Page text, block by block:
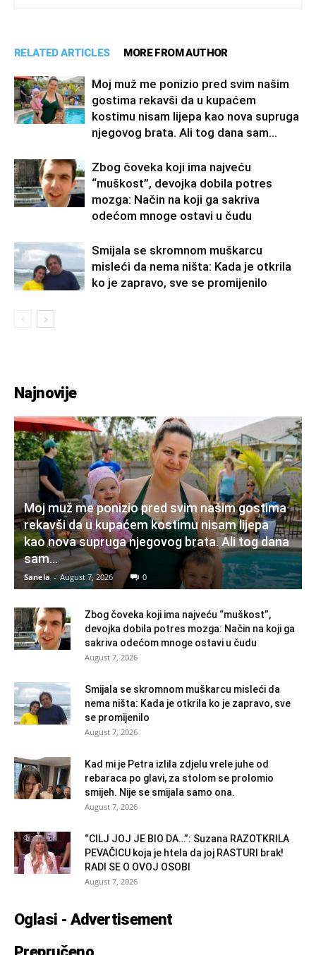
RELATED ARTICLES MORE FROM AUTHOR
Moj muž me ponizio pred svim našim
gostima rekavši da u kupaćem
kostimu nisam lijepa kao nova supruga
njegovog brata. Ali tog dana sam...
Zbog čoveka koji ima najveću
“muškost”, devojka dobila potres
mozga: Način na koji ga sakriva
odećom mnoge ostavi u čudu
Smijala se skromnom muškarcu
misleći da nema ništa: Kada je otkrila
ko je zapravo, sve se promijenilo
Najnovije
Moj muž me ponizio pred svim našim gostima
rekavši da u kupaćem kostimu nisam lijepa
kao nova supruga njegovog brata. Ali tog dana
sam...
Sanela - August 7, 2026 0
Zbog čoveka koji ima najveću “muškost”,
devojka dobila potres mozga: Način na koji ga
sakriva odećom mnoge ostavi u čudu
August 7, 2026
Smijala se skromnom muškarcu misleći da
nema ništa: Kada je otkrila ko je zapravo, sve
se promijenilo
August 7, 2026
Kad mi je Petra izlila zdjelu vrele juhe od
rebaraca po glavi, za stolom se prolomio
smijeh. Nije se smijala samo ona.
August 7, 2026
“CILJ JOJ JE BIO DA…”: Suzana RAZOTKRILA
PEVAČICU koja je htela da joj RASTURI brak!
RADI SE O OVOJ OSOBI
August 7, 2026
Oglasi - Advertisement